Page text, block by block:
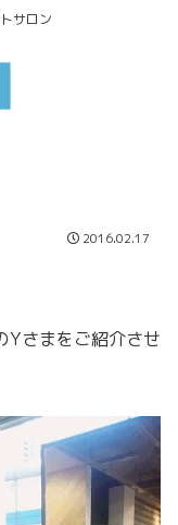
サロン
2016.02.17
Yさまをご紹介させ